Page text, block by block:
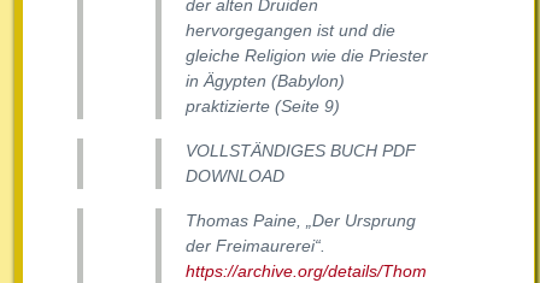
der alten Druiden
hervorgegangen ist und die
gleiche Religion wie die Priester
in Ägypten (Babylon)
praktizierte (Seite 9)
VOLLSTÄNDIGES BUCH PDF
DOWNLOAD
Thomas Paine, „Der Ursprung
der Freimaurerei“.
https://archive.org/details/Thom